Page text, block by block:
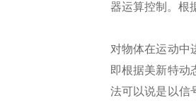
器运算控制。根
对物体在运动中
即根据美新特动
法可以说是以信